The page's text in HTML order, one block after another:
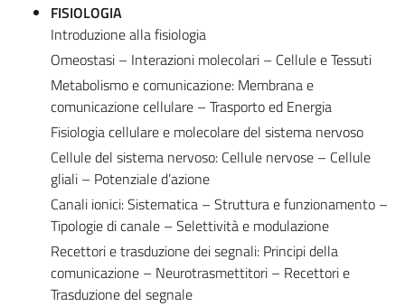
FISIOLOGIA
Introduzione alla fisiologia
Omeostasi – Interazioni molecolari – Cellule e Tessuti
Metabolismo e comunicazione: Membrana e
comunicazione cellulare – Trasporto ed Energia
Fisiologia cellulare e molecolare del sistema nervoso
Cellule del sistema nervoso: Cellule nervose – Cellule
gliali – Potenziale d’azione
Canali ionici: Sistematica – Struttura e funzionamento –
Tipologie di canale – Selettività e modulazione
Recettori e trasduzione dei segnali: Principi della
comunicazione – Neurotrasmettitori – Recettori e
Trasduzione del segnale